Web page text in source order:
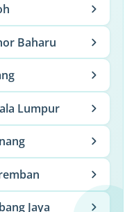
Baharu
Lumpur
Jaya